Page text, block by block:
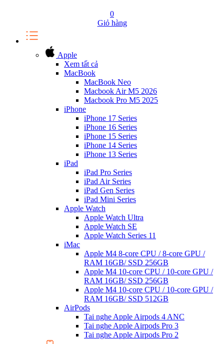
0
Giỏ hàng
Apple
Xem tất cả
MacBook
MacBook Neo
Macbook Air M5 2026
Macbook Pro M5 2025
iPhone
iPhone 17 Series
iPhone 16 Series
iPhone 15 Series
iPhone 14 Series
iPhone 13 Series
iPad
iPad Pro Series
iPad Air Series
iPad Gen Series
iPad Mini Series
Apple Watch
Apple Watch Ultra
Apple Watch SE
Apple Watch Series 11
iMac
Apple M4 8-core CPU / 8-core GPU /
RAM 16GB/ SSD 256GB
Apple M4 10-core CPU / 10-core GPU /
RAM 16GB/ SSD 256GB
Apple M4 10-core CPU / 10-core GPU /
RAM 16GB/ SSD 512GB
AirPods
Tai nghe Apple Airpods 4 ANC
Tai nghe Apple Airpods Pro 3
Tai nghe Apple Airpods Pro 2